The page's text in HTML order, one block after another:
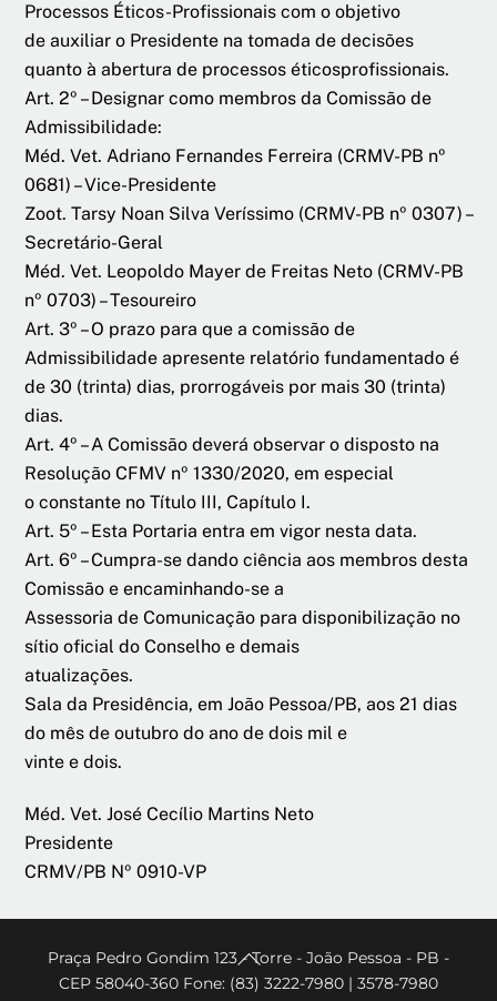
Processos Éticos-Profissionais com o objetivo
de auxiliar o Presidente na tomada de decisões
quanto à abertura de processos éticosprofissionais.
Art. 2º – Designar como membros da Comissão de
Admissibilidade:
Méd. Vet. Adriano Fernandes Ferreira (CRMV-PB nº
0681) – Vice-Presidente
Zoot. Tarsy Noan Silva Veríssimo (CRMV-PB nº 0307) –
Secretário-Geral
Méd. Vet. Leopoldo Mayer de Freitas Neto (CRMV-PB
nº 0703) – Tesoureiro
Art. 3º – O prazo para que a comissão de
Admissibilidade apresente relatório fundamentado é
de 30 (trinta) dias, prorrogáveis por mais 30 (trinta)
dias.
Art. 4º – A Comissão deverá observar o disposto na
Resolução CFMV nº 1330/2020, em especial
o constante no Título III, Capítulo I.
Art. 5º – Esta Portaria entra em vigor nesta data.
Art. 6º – Cumpra-se dando ciência aos membros desta
Comissão e encaminhando-se a
Assessoria de Comunicação para disponibilização no
sítio oficial do Conselho e demais
atualizações.
Sala da Presidência, em João Pessoa/PB, aos 21 dias
do mês de outubro do ano de dois mil e
vinte e dois.
Méd. Vet. José Cecílio Martins Neto
Presidente
CRMV/PB Nº 0910-VP
Back
To
Praça Pedro Gondim 123 - Torre - João Pessoa - PB -
CEP 58040-360 Fone: (83) 3222-7980 | 3578-7980